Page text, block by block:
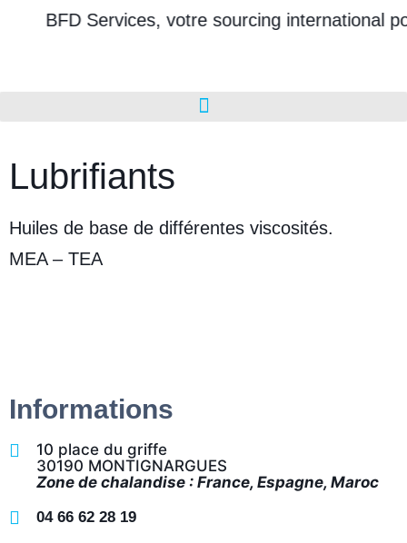
BFD Services, votre sourcing international
Lubrifiants
Huiles de base de différentes viscosités.
MEA – TEA
Informations
10 place du griffe
30190 MONTIGNARGUES
Zone de chalandise : France, Espagne, Maroc
04 66 62 28 19